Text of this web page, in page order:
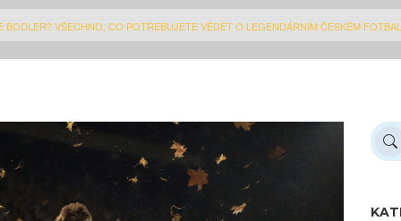
BODLER? VŠECHNO, CO POTŘEBUJETE VĚDĚT O LEGENDÁRNÍM ČESKÉM